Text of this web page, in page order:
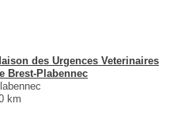
des Urgences Veterinaires
Brest-Plabennec
km